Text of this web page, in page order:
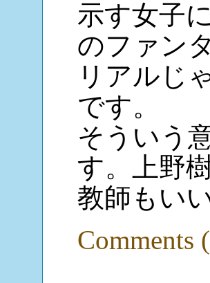
示す女子
のファン
リアルじ
です。
そういう
す。上野
教師もい
Comments